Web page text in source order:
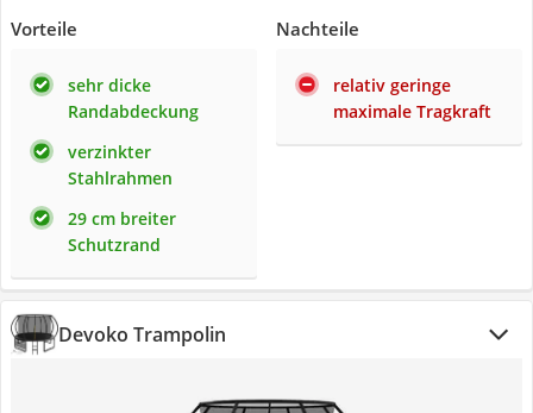
Vorteile
sehr dicke
Randabdeckung
verzinkter
Stahlrahmen
29 cm breiter
Schutzrand
Nachteile
relativ geringe
maximale Tragkraft
Devoko Trampolin